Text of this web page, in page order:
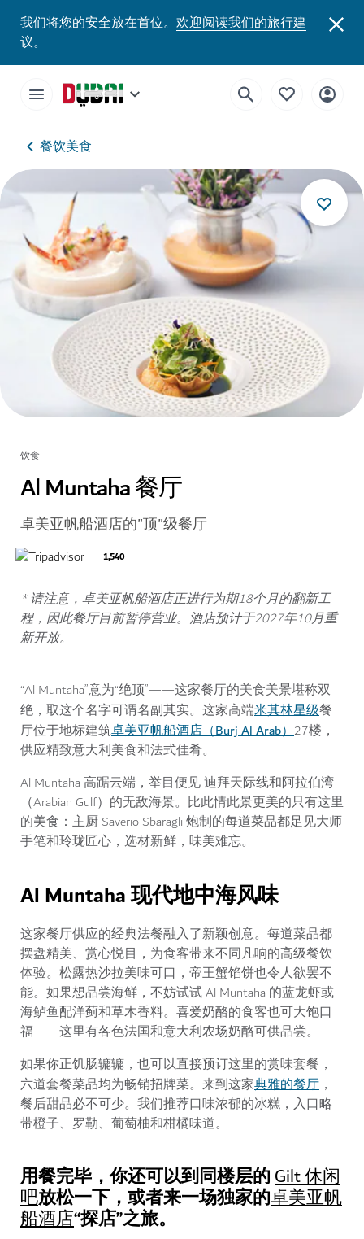
我们将您的安全放在首位。 欢迎阅读我们的旅行建
议。
餐饮美食
饮食
Al Muntaha 餐厅
卓美亚帆船酒店的"顶"级餐厅
1,540
* 请注意，卓美亚帆船酒店正进行为期18个月的翻新工
程，因此餐厅目前暂停营业。酒店预计于2027年10月重
新开放。
“Al Muntaha”意为“绝顶”——这家餐厅的美食美景堪称双
绝，取这个名字可谓名副其实。这家高端米其林星级餐
厅位于地标建筑卓美亚帆船酒店（Burj Al Arab）27楼，
供应精致意大利美食和法式佳肴。
Al Muntaha 高踞云端，举目便见 迪拜天际线和阿拉伯湾
（Arabian Gulf）的无敌海景。比此情此景更美的只有这里
的美食：主厨 Saverio Sbaragli 炮制的每道菜品都足见大师
手笔和玲珑匠心，选材新鲜，味美难忘。
Al Muntaha 现代地中海风味
这家餐厅供应的经典法餐融入了新颖创意。每道菜品都
摆盘精美、赏心悦目，为食客带来不同凡响的高级餐饮
体验。松露热沙拉美味可口，帝王蟹馅饼也令人欲罢不
能。如果想品尝海鲜，不妨试试 Al Muntaha 的蓝龙虾或
海鲈鱼配洋蓟和草木香料。喜爱奶酪的食客也可大饱口
福——这里有各色法国和意大利农场奶酪可供品尝。
如果你正饥肠辘辘，也可以直接预订这里的赏味套餐，
六道套餐菜品均为畅销招牌菜。来到这家典雅的餐厅 ，
餐后甜品必不可少。我们推荐口味浓郁的冰糕，入口略
带橙子、罗勒、葡萄柚和柑橘味道。
用餐完毕，你还可以到同楼层的Gilt 休闲
吧放松一下，或者来一场独家的卓美亚帆
船酒店“探店”之旅。